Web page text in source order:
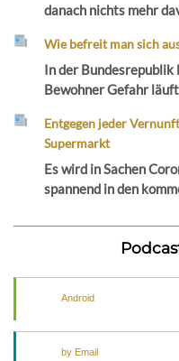
danach nichts mehr
Wie befreit man sich
In der Bundesrepublik
Bewohner Gefahr
Entgegen jeder
Supermarkt
Es wird in Sachen
spannend in den
Android
by Email